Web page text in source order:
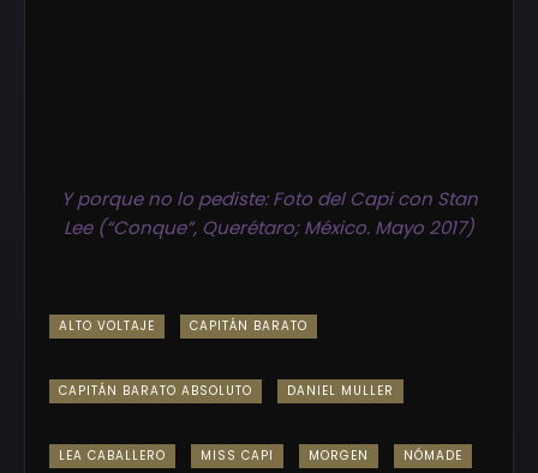
Y porque no lo pediste: Foto del Capi con Stan
Lee (“Conque”, Querétaro; México. Mayo 2017)
ALTO VOLTAJE CAPITÁN BARATO
CAPITÁN BARATO ABSOLUTO DANIEL MULLER
LEA CABALLERO MISS CAPI MORGEN NÓMADE